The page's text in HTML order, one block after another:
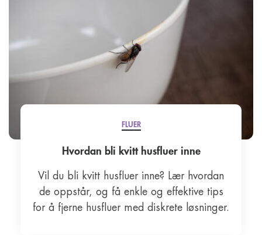
FLUER
Hvordan bli kvitt husfluer inne
Vil du bli kvitt husfluer inne? Lær hvordan
de oppstår, og få enkle og effektive tips
for å fjerne husfluer med diskrete løsninger.